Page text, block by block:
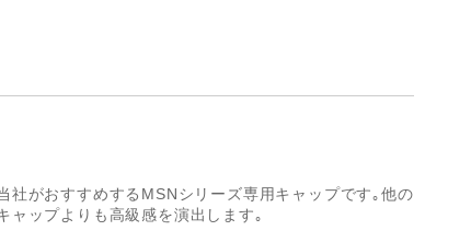
社がおすすめするMSNシリーズ専用キャップです｡他の
ャップよりも高級感を演出します｡